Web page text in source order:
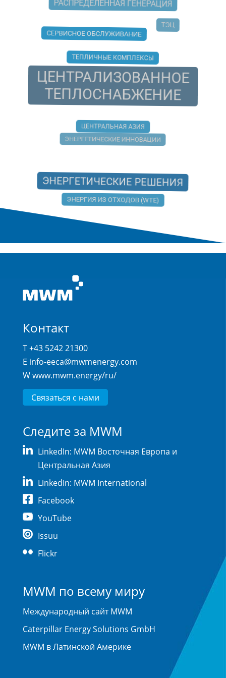
РАСПРЕДЕЛЕННАЯ ГЕНЕРАЦИЯ
СЕРВИСНОЕ ОБСЛУЖИВАНИЕ
ТЭЦ
ТЕПЛИЧНЫЕ КОМПЛЕКСЫ
ЦЕНТРАЛИЗОВАННОЕ
ТЕПЛОСНАБЖЕНИЕ
ЦЕНТРАЛЬНАЯ АЗИЯ
ЭНЕРГЕТИЧЕСКИЕ ИННОВАЦИИ
ЭНЕРГЕТИЧЕСКИЕ РЕШЕНИЯ
Контакт
T +43 5242 21300
E info-eeca@mwmenergy.com
Wwww.mwm.energy/ru/
Связаться с нами
Следите за MWM
LinkedIn: MWM Восточная Европа и
Центральная Азия
LinkedIn: MWM International
Facebook
YouTube
Issuu
Flickr
MWM по всему миру
Международный сайт MWM
Caterpillar Energy Solutions GmbH
MWM в Латинской Америке